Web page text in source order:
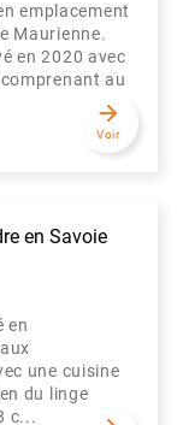
emplacement
Maurienne.
en 2020 avec
au
arrow_forward
Voir
en Savoie
en
une cuisine
du linge
c...